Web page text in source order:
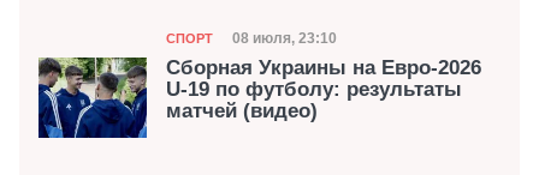
Категория
СПОРТ Дата публикации
08 июля, 23:10
Сборная Украины на Евро-2026
U-19 по футболу: результаты
матчей (видео)